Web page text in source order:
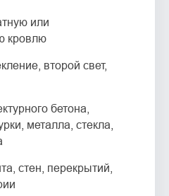
или
кровлю
второй свет,
бетона,
металла, стекла,
стен, перекрытий,